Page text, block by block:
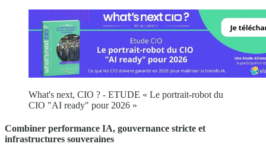
What's next, CIO ? - ETUDE « Le portrait-robot du
CIO "AI ready" pour 2026 »
Combiner performance IA, gouvernance stricte et
infrastructures souveraines